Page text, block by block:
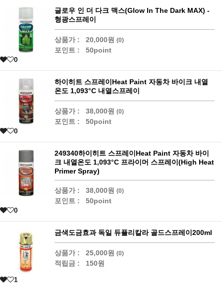
글로우 인 더 다크 맥스(Glow In The Dark MAX) -
형광스프레이
상품가 : 20,000원 (0)
포인트 :
50point
0
하이히트 스프레이Heat Paint 자동차 바이크 내열
온도 1,093°C 내열스프레이
상품가 : 38,000원 (0)
포인트 :
50point
0
249340하이히트 스프레이Heat Paint 자동차 바이
크 내열온도 1,093°C 프라이머 스프레이(High Heat
Primer Spray)
상품가 : 38,000원 (0)
포인트 :
50point
0
금색도금효과 독일 듀플리칼라 골드스프레이200ml
상품가 : 25,000원 (0)
적립금 : 150원
1